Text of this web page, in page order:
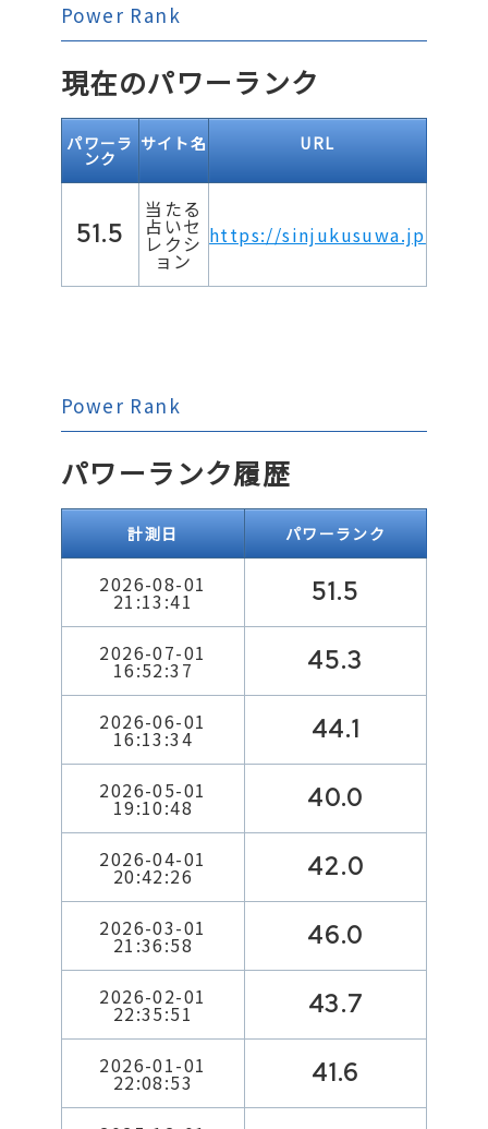
Power Rank
現在のパワーランク
パワーラ
ンク
サイト名 URL
51.5
当たる
占いセ
レクシ
ョン
https://sinjukusuwa.jp
Power Rank
パワーランク履歴
計測日 パワーランク
2026-08-01
21:13:41 51.5
2026-07-01
16:52:37 45.3
2026-06-01
16:13:34 44.1
2026-05-01
19:10:48 40.0
2026-04-01
20:42:26 42.0
2026-03-01
21:36:58 46.0
2026-02-01
22:35:51 43.7
2026-01-01
22:08:53 41.6